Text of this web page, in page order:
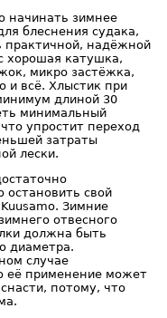
начинать зимнее
блеснения судака,
практичной, надёжной
хорошая катушка,
микро застёжка,
и всё. Хлыстик при
длиной 30
минимальный
упростит переход
затраты
лески.
остановить свой
Зимние
отвесного
должна быть
диаметра.
случае
её применение может
потому, что